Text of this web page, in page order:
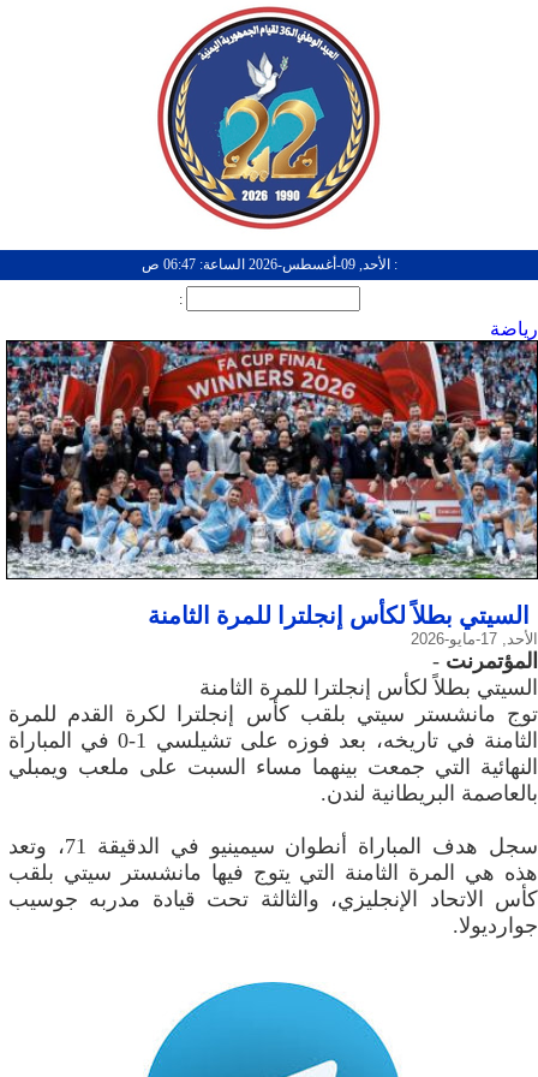
: الأحد, 09-أغسطس-2026 الساعة: 06:47 ص
:
رياضة
السيتي بطلاً لكأس إنجلترا للمرة الثامنة
الأحد, 17-مايو-2026
المؤتمرنت -
السيتي بطلاً لكأس إنجلترا للمرة الثامنة
توج مانشستر سيتي بلقب كأس إنجلترا لكرة القدم للمرة
الثامنة في تاريخه، بعد فوزه على تشيلسي 1-0 في المباراة
النهائية التي جمعت بينهما مساء السبت على ملعب ويمبلي
بالعاصمة البريطانية لندن.
سجل هدف المباراة أنطوان سيمينيو في الدقيقة 71، وتعد
هذه هي المرة الثامنة التي يتوج فيها مانشستر سيتي بلقب
كأس الاتحاد الإنجليزي، والثالثة تحت قيادة مدربه جوسيب
جوارديولا.